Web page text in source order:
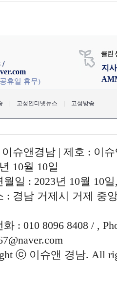
/
휴일 휴무)
지
고성인터넷뉴스 고성방송
슈앤경남 | 제호 : 이
10월 10일
월일 : 2023년 10월 10
: 경남 거제시 거제 중
: 010 8096 8408 / ,
ⓒ 이슈앤 경남. All